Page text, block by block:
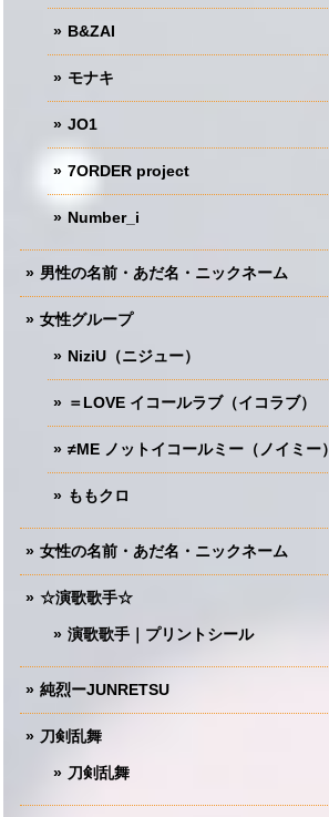
B&ZAI
モナキ
JO1
7ORDER project
Number_i
男性の名前・あだ名・ニックネーム
女性グループ
NiziU（ニジュー）
＝LOVE イコールラブ（イコラブ）
≠ME ノットイコールミー（ノイミー）
ももクロ
女性の名前・あだ名・ニックネーム
☆演歌歌手☆
演歌歌手｜プリントシール
純烈ーJUNRETSU
刀剣乱舞
刀剣乱舞